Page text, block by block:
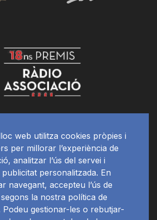
web utilitza cookies pròpies i
per millorar l’experiència de
analitzar l’ús del servei i
personalitzada. En
navegant, accepteu l’ús de
la nostra política de
Podeu gestionar-les o rebutjar-